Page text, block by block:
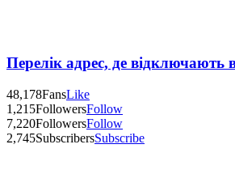
Перелік адрес, де відключають
48,178FansLike
1,215FollowersFollow
7,220FollowersFollow
2,745SubscribersSubscribe